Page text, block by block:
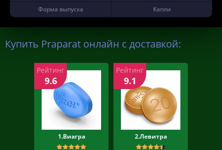
Форма выпуска
Капли
Купить Praparat онлайн с доставкой:
1.Виагра
Рейтинг
9.6
2.Левитра
Рейтинг
9.1